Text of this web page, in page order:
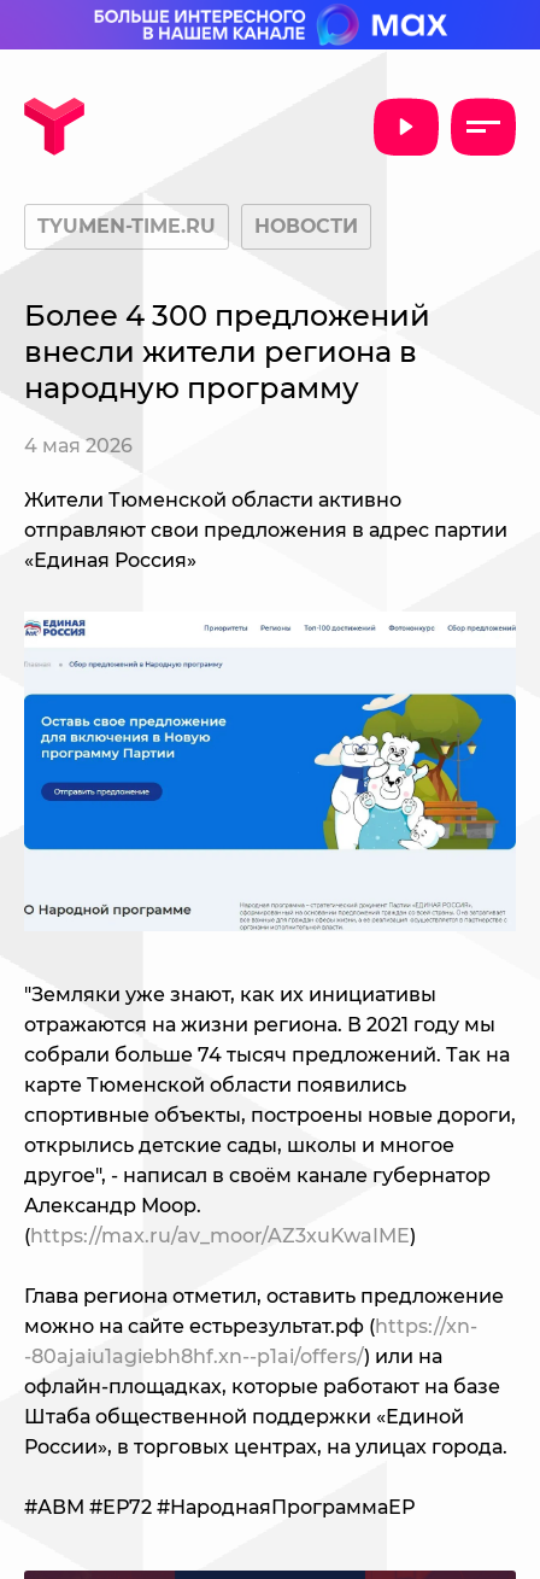
TYUMEN-TIME.RU НОВОСТИ
Более 4 300 предложений
внесли жители региона в
народную программу
4 мая 2026
Жители Тюменской области активно
отправляют свои предложения в адрес партии
«Единая Россия»
"Земляки уже знают, как их инициативы
отражаются на жизни региона. В 2021 году мы
собрали больше 74 тысяч предложений. Так на
карте Тюменской области появились
спортивные объекты, построены новые дороги,
открылись детские сады, школы и многое
другое", - написал в своём канале губернатор
Александр Моор.
(https://max.ru/av_moor/AZ3xuKwaIME)
Глава региона отметил, оставить предложение
можно на сайте естьрезультат.рф (https://xn-
-80ajaiu1agiebh8hf.xn--p1ai/offers/) или на
офлайн-площадках, которые работают на базе
Штаба общественной поддержки «Единой
России», в торговых центрах, на улицах города.
#АВМ #ЕР72 #НароднаяПрограммаЕР